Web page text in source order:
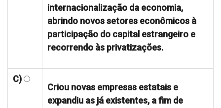
internacionalização da economia,
abrindo novos setores econômicos à
participação do capital estrangeiro e
recorrendo às privatizações.
C)
Criou novas empresas estatais e
expandiu as já existentes, a fim de